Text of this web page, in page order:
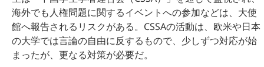
海外でも人権問題に関するイベントへの参加などは、大使
館へ報告されるリスクがある。CSSAの活動は、欧米や日本
の大学では言論の自由に反するもので、少しずつ対応が始
まったが、更なる対策が必要だ。